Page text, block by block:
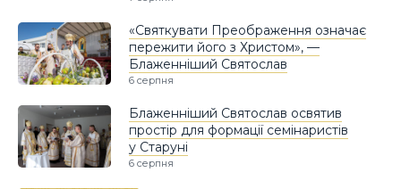
«Святкувати Преображення означає
пережити його з Христом», —
Блаженніший Святослав
6 серпня
Блаженніший Святослав освятив
простір для формації семінаристів
у Старуні
6 серпня